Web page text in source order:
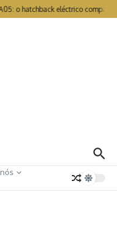
o hatchback eléctrico compacto